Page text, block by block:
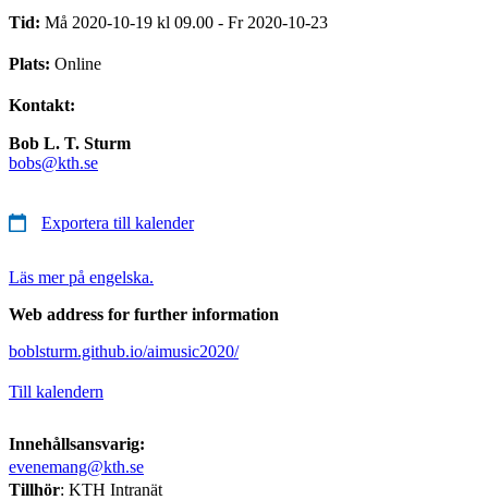
Tid: Må 2020-10-19 kl 09.00 - Fr 2020-10-23
Plats: Online
Kontakt:
Bob L. T. Sturm
bobs@kth.se
Exportera till kalender
Läs mer på engelska.
Web address for further information
boblsturm.github.io/aimusic2020/
Till kalendern
Innehållsansvarig:
evenemang@kth.se
Tillhör: KTH Intranät